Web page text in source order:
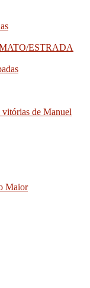
ESTRADA
vitórias de Manuel
Maior